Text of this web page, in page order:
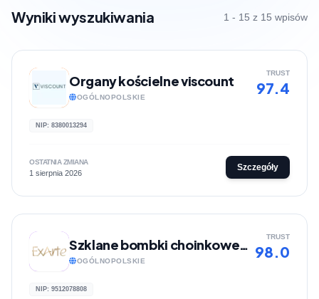
Wyniki wyszukiwania 1 - 15 z 15 wpisów
Organy kościelne viscount
OGÓLNOPOLSKIE
TRUST
97.4
NIP: 8380013294
OSTATNIA ZMIANA
1 sierpnia 2026
Szczegóły
Szklane bombki choinkowe ExArte
OGÓLNOPOLSKIE
TRUST
98.0
NIP: 9512078808